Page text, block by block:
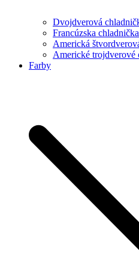
Dvojdverová
Francúzska
Americká
Americké trojdverové
Farby